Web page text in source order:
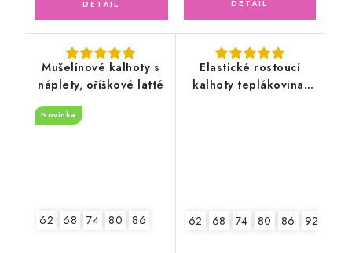
Mušelínové kalhoty s
náplety, oříškové latté
Novinka
62 68 74 80 86
Elastické rostoucí
kalhoty teplákovina,
62 68 74 80 86 92